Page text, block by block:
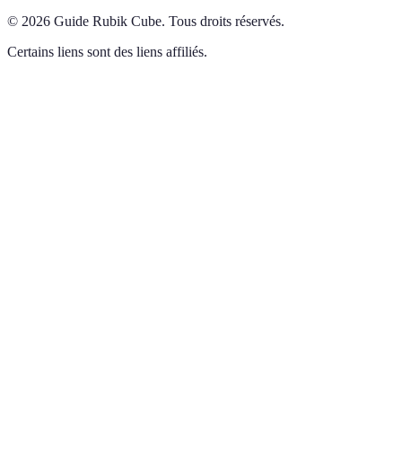
© 2026 Guide Rubik Cube. Tous droits réservés.
Certains liens sont des liens affiliés.